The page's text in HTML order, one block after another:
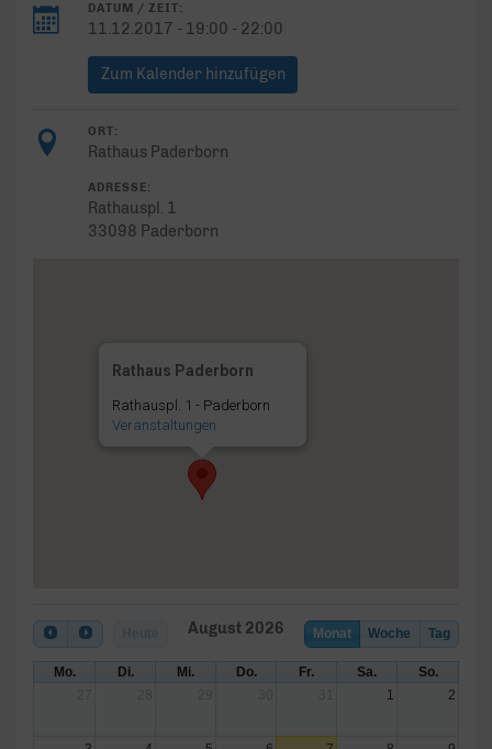
DATUM / ZEIT:
11.12.2017 - 19:00 - 22:00
Zum Kalender hinzufügen
ORT:
Rathaus Paderborn
ADRESSE:
Rathauspl. 1
33098 Paderborn
Rathaus Paderborn
Rathauspl. 1 - Paderborn
Veranstaltungen
Monat Woche Tag
August 2026
Mo. Di. Mi. Do. Fr. Sa.
So.
1 2